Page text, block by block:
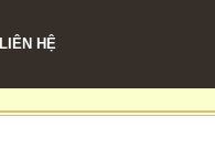
LIÊN HỆ